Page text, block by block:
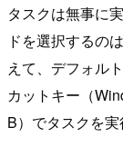
タスクは無事に
ドを選択するの
えて、デフォル
カットキー（
B）でタスクを実